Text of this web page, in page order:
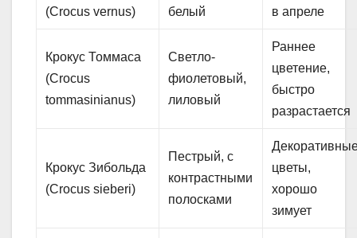
(Crocus vernus)
белый
в апреле
Крокус Томмаса
(Crocus
tommasinianus)
Светло-
фиолетовый,
лиловый
Раннее
цветение,
быстро
разрастается
Крокус Зибольда
(Crocus sieberi)
Пестрый, с
контрастными
полосками
цветы,
хорошо
зимует